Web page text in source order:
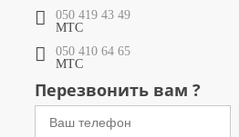
050 419 43 49
МТС
050 410 64 65
МТС
Перезвонить вам ?